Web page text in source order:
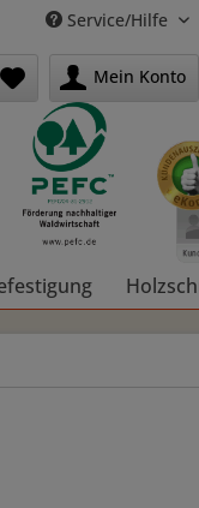
Service/Hilfe
Mein Konto